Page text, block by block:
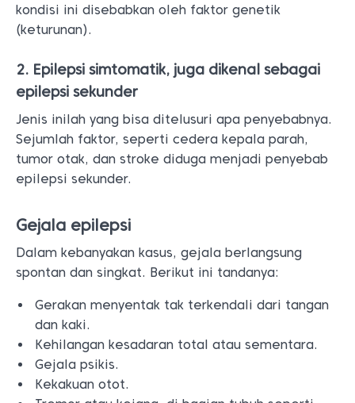
kondisi ini disebabkan oleh faktor genetik
(keturunan).
2. Epilepsi simtomatik, juga dikenal sebagai
epilepsi sekunder
Jenis inilah yang bisa ditelusuri apa penyebabnya.
Sejumlah faktor, seperti cedera kepala parah,
tumor otak, dan stroke diduga menjadi penyebab
epilepsi sekunder.
Gejala epilepsi
Dalam kebanyakan kasus, gejala berlangsung
spontan dan singkat. Berikut ini tandanya:
Gerakan menyentak tak terkendali dari tangan
dan kaki.
Kehilangan kesadaran total atau sementara.
Gejala psikis.
Kekakuan otot.